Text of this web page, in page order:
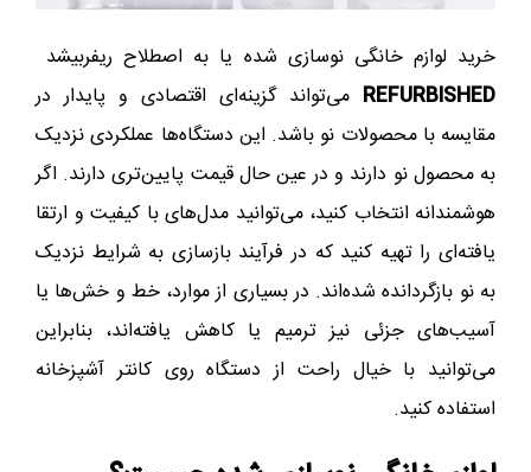
خرید لوازم خانگی نوسازی شده یا به اصطلاح ریفربیشد
REFURBISHED می‌تواند گزینه‌ای اقتصادی و پایدار در
مقایسه با محصولات نو باشد. این دستگاه‌ها عملکردی نزدیک
به محصول نو دارند و در عین حال قیمت پایین‌تری دارند. اگر
هوشمندانه انتخاب کنید، می‌توانید مدل‌های با کیفیت و ارتقا
یافته‌ای را تهیه کنید که در فرآیند بازسازی به شرایط نزدیک
به نو بازگردانده شده‌اند. در بسیاری از موارد، خط و خش‌ها یا
آسیب‌های جزئی نیز ترمیم یا کاهش یافته‌اند، بنابراین
می‌توانید با خیال راحت از دستگاه روی کانتر آشپزخانه
استفاده کنید.